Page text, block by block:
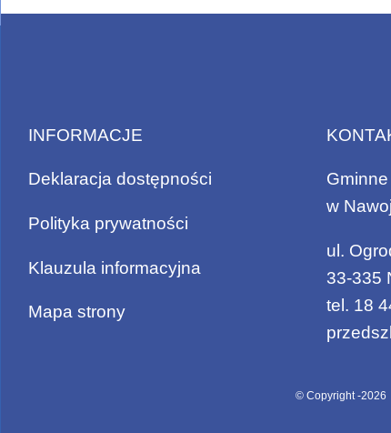
INFORMACJE
Deklaracja dostępności
Polityka prywatności
Klauzula informacyjna
Mapa strony
w
ul.
33-335
tel. 18
© Copyright -2026